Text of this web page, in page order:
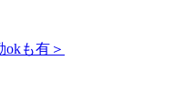
も有＞